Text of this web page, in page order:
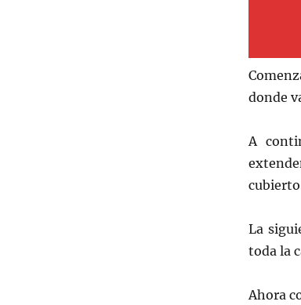
donde
A
La
toda la
Ahora